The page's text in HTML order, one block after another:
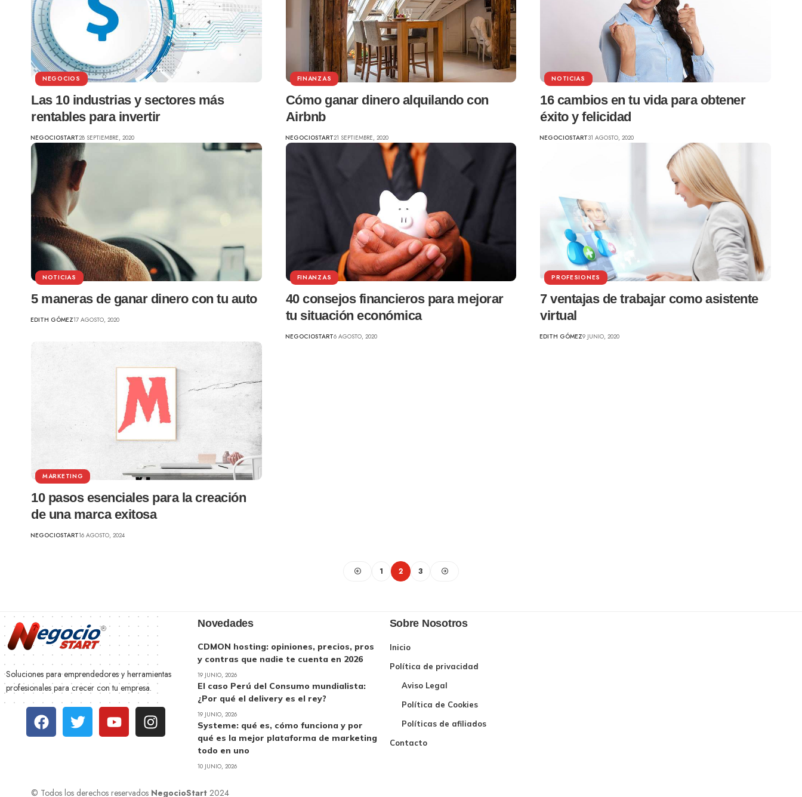
NEGOCIOS
Las 10 industrias y sectores más
rentables para invertir
NEGOCIOSTART28 SEPTIEMBRE, 2020
FINANZAS
Cómo ganar dinero alquilando con
Airbnb
NEGOCIOSTART21 SEPTIEMBRE, 2020
NOTICIAS
16 cambios en tu vida para obtener
éxito y felicidad
NEGOCIOSTART31 AGOSTO, 2020
NOTICIAS
5 maneras de ganar dinero con tu auto
EDITH GÓMEZ17 AGOSTO, 2020
FINANZAS
40 consejos financieros para mejorar
tu situación económica
NEGOCIOSTART6 AGOSTO, 2020
PROFESIONES
7 ventajas de trabajar como asistente
virtual
EDITH GÓMEZ9 JUNIO, 2020
MARKETING
10 pasos esenciales para la creación
de una marca exitosa
NEGOCIOSTART16 AGOSTO, 2024
1 2 3
Soluciones para emprendedores y herramientas
profesionales para crecer con tu empresa.
Novedades
CDMON hosting: opiniones, precios, pros
y contras que nadie te cuenta en 2026
19 JUNIO, 2026
El caso Perú del Consumo mundialista:
¿Por qué el delivery es el rey?
19 JUNIO, 2026
Systeme: qué es, cómo funciona y por
qué es la mejor plataforma de marketing
todo en uno
10 JUNIO, 2026
Sobre Nosotros
Inicio
Política de privacidad
Aviso Legal
Política de Cookies
Políticas de afiliados
Contacto
© Todos los derechos reservados NegocioStart 2024